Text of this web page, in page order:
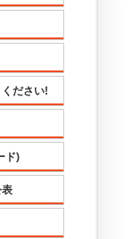
ださい!
ド)